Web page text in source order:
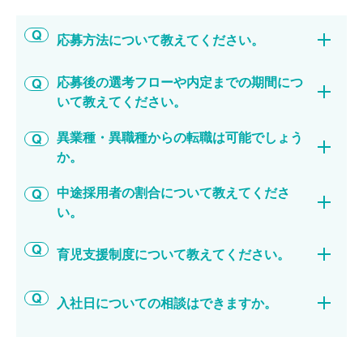
応募方法について教えてください。
応募後の選考フローや内定までの期間につ
いて教えてください。
異業種・異職種からの転職は可能でしょう
か。
中途採用者の割合について教えてくださ
い。
育児支援制度について教えてください。
入社日についての相談はできますか。